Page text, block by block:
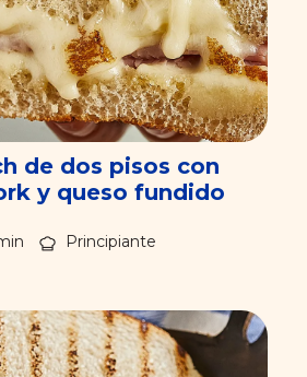
de dos pisos con
y queso fundido
Principiante